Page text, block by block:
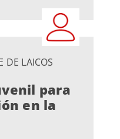
DE LAICOS
para
en la